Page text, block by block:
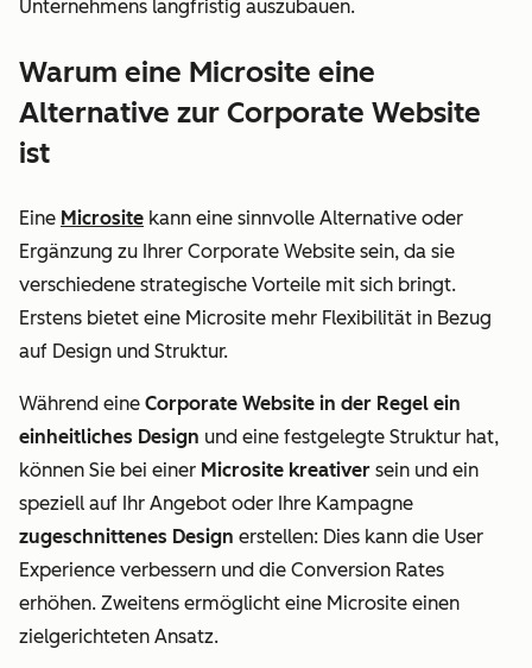
Unternehmens langfristig auszubauen.
Warum eine Microsite eine
Alternative zur Corporate Website
ist
Eine Microsite kann eine sinnvolle Alternative oder
Ergänzung zu Ihrer Corporate Website sein, da sie
verschiedene strategische Vorteile mit sich bringt.
Erstens bietet eine Microsite mehr Flexibilität in Bezug
auf Design und Struktur.
Während eine Corporate Website in der Regel ein
einheitliches Design und eine festgelegte Struktur hat,
können Sie bei einer Microsite kreativer sein und ein
speziell auf Ihr Angebot oder Ihre Kampagne
zugeschnittenes Design erstellen: Dies kann die User
Experience verbessern und die Conversion Rates
erhöhen. Zweitens ermöglicht eine Microsite einen
zielgerichteten Ansatz.